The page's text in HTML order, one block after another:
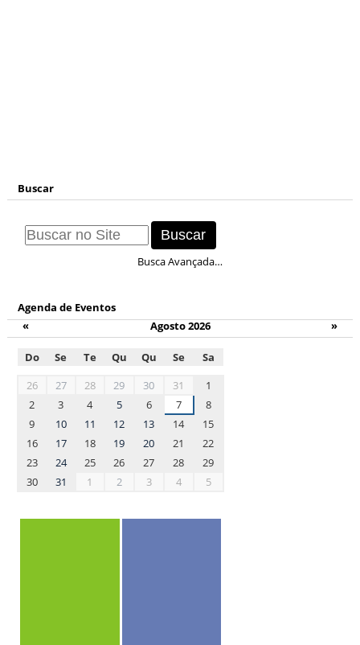
Buscar
Busca Avançada…
Agenda de Eventos
«
Agosto 2026 »
Do Se Te Qu Qu Se
Sa
26
27 28 29 30 31
1
2
3 4 5 6 7
8
9
10 11 12 13 14
15
16
17 18 19 20 21
22
23
24 25 26 27 28
29
30
31 1 2 3 4 5